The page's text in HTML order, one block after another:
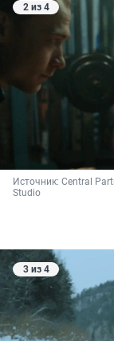
2 из 4
Источник: Central
Studio
3 из 4